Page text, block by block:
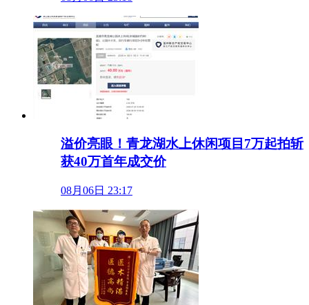
溢价亮眼！青龙湖水上休闲项目7万起拍斩
获40万首年成交价
08月06日 23:17